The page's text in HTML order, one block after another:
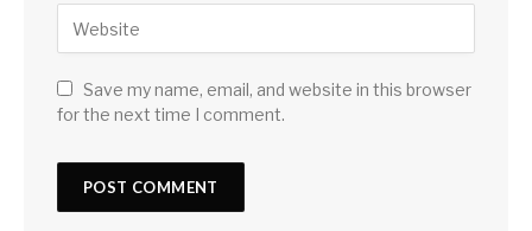
Save my name, email, and website in this browser
for the next time I comment.